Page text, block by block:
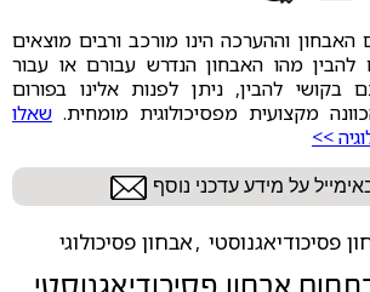
האבחון וההערכה הינו מורכב ורבים מוצאים
מהו האבחון הנדרש עבורם או עבור
להבין, ניתן לפנות אלינו בפורום
מקצועית מפסיכולוגית מומחית. שאלו
>>
על מידע עדכני נוסף
פסיכודיאגנוסטי ,אבחון פסיכולוגי